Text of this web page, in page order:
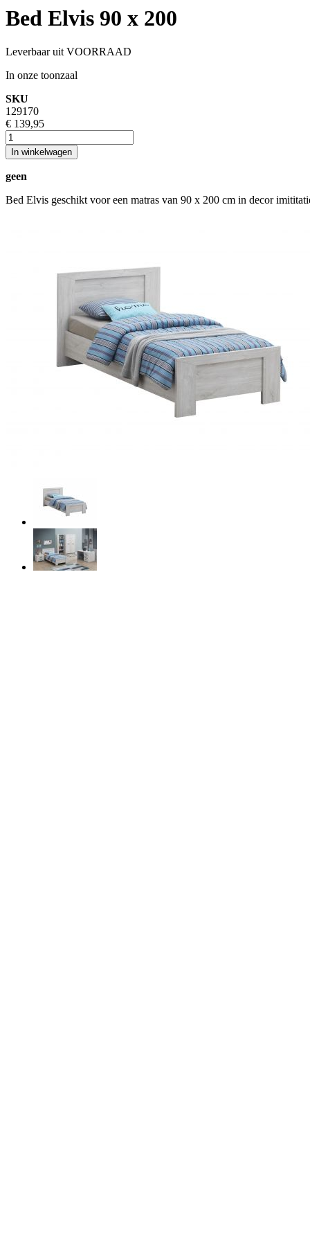
Bed Elvis 90 x 200
Leverbaar uit VOORRAAD
In onze toonzaal
SKU
129170
€ 139,95
In winkelwagen
geen
Bed Elvis geschikt voor een matras van 90 x 200 cm in decor